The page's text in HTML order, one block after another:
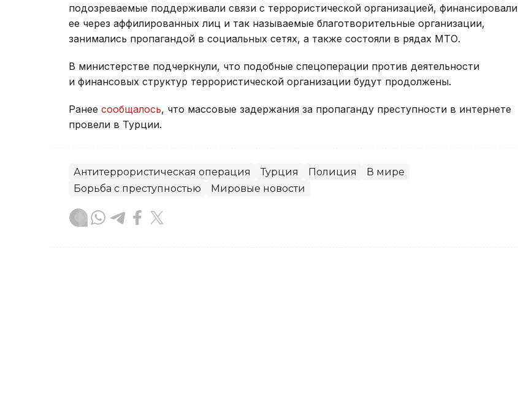
подозреваемые поддерживали связи с террористической организацией, финансировали
ее через аффилированных лиц и так называемые благотворительные организации,
занимались пропагандой в социальных сетях, а также состояли в рядах МТО.
В министерстве подчеркнули, что подобные спецоперации против деятельности
и финансовых структур террористической организации будут продолжены.
Ранее сообщалось, что массовые задержания за пропаганду преступности в интернете
провели в Турции.
Антитеррористическая операция Турция Полиция
В мире
Борьба с преступностью
Мировые новости